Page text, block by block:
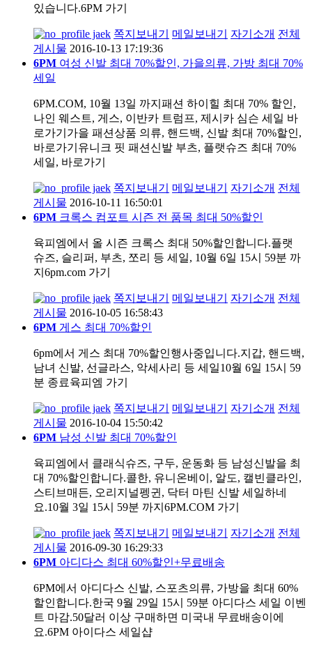
있습니다.6PM 가기
jaek 쪽지보내기 메일보내기 자기소개 전체
게시물 2016-10-13 17:19:36
6PM 여성 신발 최대 70%할인, 가을의류, 가방 최대 70%
세일
6PM.COM, 10월 13일 까지패션 하이힐 최대 70% 할인,
나인 웨스트, 게스, 이반카 트럼프, 제시카 심슨 세일 바
로가기가을 패션상품 의류, 핸드백, 신발 최대 70%할인,
바로가기유니크 핏 패션신발 부츠, 플랫슈즈 최대 70%
세일, 바로가기
jaek 쪽지보내기 메일보내기 자기소개 전체
게시물 2016-10-11 16:50:01
6PM 크록스 컴포트 시즌 전 품목 최대 50%할인
육피엠에서 올 시즌 크록스 최대 50%할인합니다.플랫
슈즈, 슬리퍼, 부츠, 쪼리 등 세일, 10월 6일 15시 59분 까
지6pm.com 가기
jaek 쪽지보내기 메일보내기 자기소개 전체
게시물 2016-10-05 16:58:43
6PM 게스 최대 70%할인
6pm에서 게스 최대 70%할인행사중입니다.지갑, 핸드백,
남녀 신발, 선글라스, 악세사리 등 세일10월 6일 15시 59
분 종료육피엠 가기
jaek 쪽지보내기 메일보내기 자기소개 전체
게시물 2016-10-04 15:50:42
6PM 남성 신발 최대 70%할인
육피엠에서 클래식슈즈, 구두, 운동화 등 남성신발을 최
대 70%할인합니다.콜한, 유니온베이, 알도, 캘빈클라인,
스티브매든, 오리지널펭귄, 닥터 마틴 신발 세일하네
요.10월 3일 15시 59분 까지6PM.COM 가기
jaek 쪽지보내기 메일보내기 자기소개 전체
게시물 2016-09-30 16:29:33
6PM 아디다스 최대 60%할인+무료배송
6PM에서 아디다스 신발, 스포츠의류, 가방을 최대 60%
할인합니다.한국 9월 29일 15시 59분 아디다스 세일 이벤
트 마감.50달러 이상 구매하면 미국내 무료배송이에
요.6PM 아이다스 세일샵